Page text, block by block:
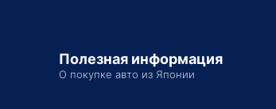
Полезная информация
О покупке авто из Японии